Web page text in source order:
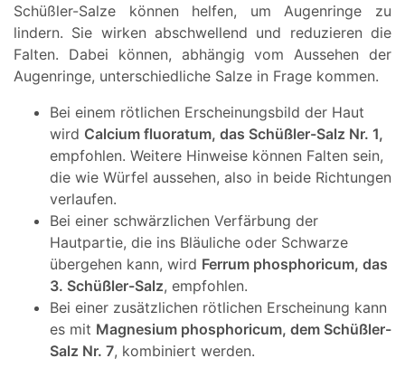
Schüßler-Salze können helfen, um Augenringe zu
lindern. Sie wirken abschwellend und reduzieren die
Falten. Dabei können, abhängig vom Aussehen der
Augenringe, unterschiedliche Salze in Frage kommen.
Bei einem rötlichen Erscheinungsbild der Haut
wird Calcium fluoratum, das Schüßler-Salz Nr. 1,
empfohlen. Weitere Hinweise können Falten sein,
die wie Würfel aussehen, also in beide Richtungen
verlaufen.
Bei einer schwärzlichen Verfärbung der
Hautpartie, die ins Bläuliche oder Schwarze
übergehen kann, wird Ferrum phosphoricum, das
3. Schüßler-Salz, empfohlen.
Bei einer zusätzlichen rötlichen Erscheinung kann
es mit Magnesium phosphoricum, dem Schüßler-
Salz Nr. 7, kombiniert werden.